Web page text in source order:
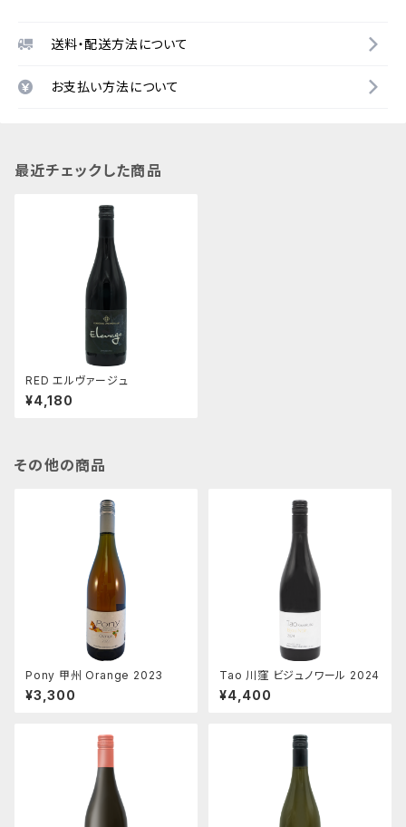
送料・配送方法について
お支払い方法について
最近チェックした商品
RED エルヴァージュ
¥4,180
その他の商品
Pony 甲州 Orange 2023
¥3,300
Tao 川窪 ビジュノワール 2024
¥4,400